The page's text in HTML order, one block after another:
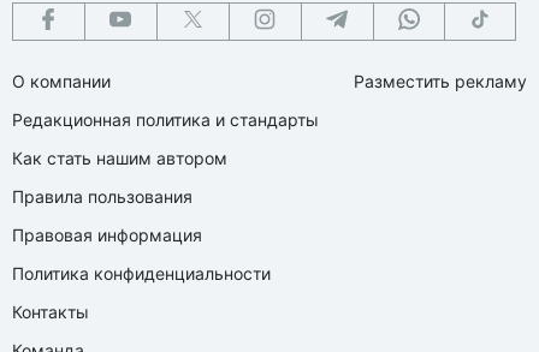
О компании
Редакционная политика и стандарты
Как стать нашим автором
Правила пользования
Правовая информация
Политика конфиденциальности
Контакты
Разместить рекламу